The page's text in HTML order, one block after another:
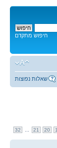
חיפוש מתקדם
שאלות נפוצות
20
21
32